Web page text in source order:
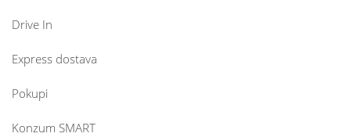
Drive In
Express dostava
Pokupi
Konzum SMART